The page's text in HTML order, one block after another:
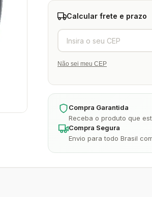
Calcular frete e prazo
Não sei meu CEP
Compra Garantida
Receba o produto que
Compra Segura
Envio para todo Brasil